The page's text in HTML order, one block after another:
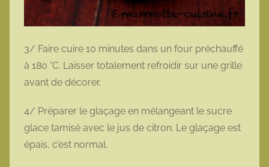
3/ Faire cuire 10 minutes dans un four préchauffé
à 180 °C. Laisser totalement refroidir sur une grille
avant de décorer.
4/ Préparer le glaçage en mélangeant le sucre
glace tamisé avec le jus de citron. Le glaçage est
épais, c’est normal.